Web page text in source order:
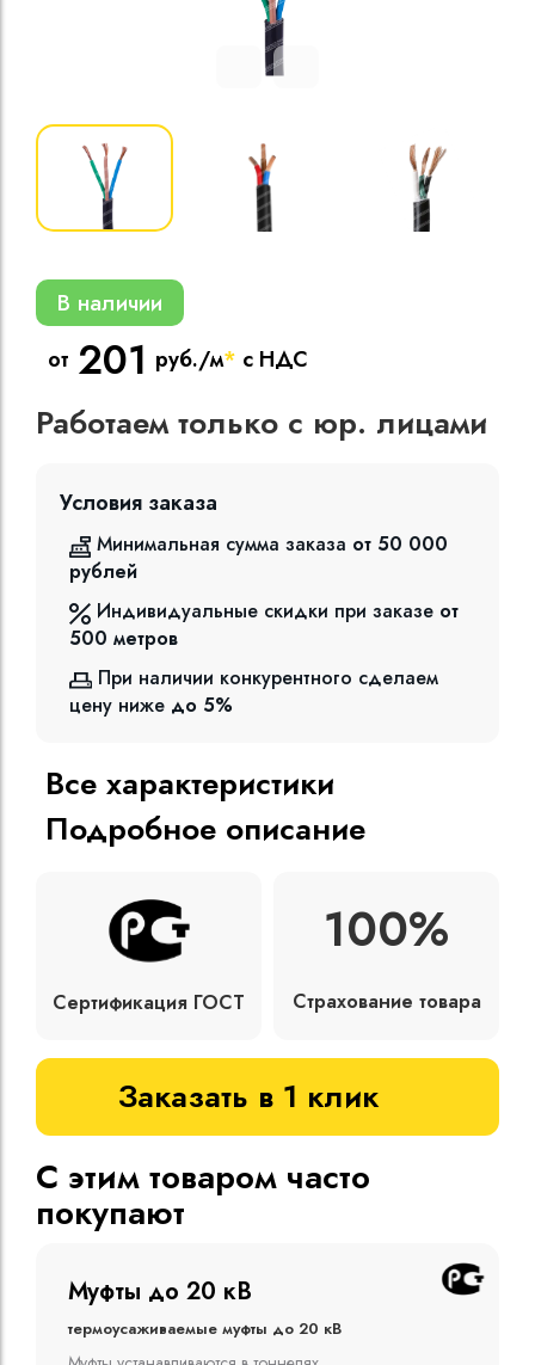
Кабели
изоляцией
В наличии
от 201 руб./м* с НДС
Работаем только с юр. лицами
Условия заказа
Минимальная сумма заказа от 50 000
рублей
Индивидуальные скидки при заказе от
500 метров
При наличии конкурентного сделаем
цену ниже до 5%
Все характеристики
Подробное описание
Сертификация ГОСТ
100%
Страхование товара
Заказать в 1 клик
С этим товаром часто
покупают
Муфты до 10 кВ
Термоусаживаемые муфты до 10 кВ